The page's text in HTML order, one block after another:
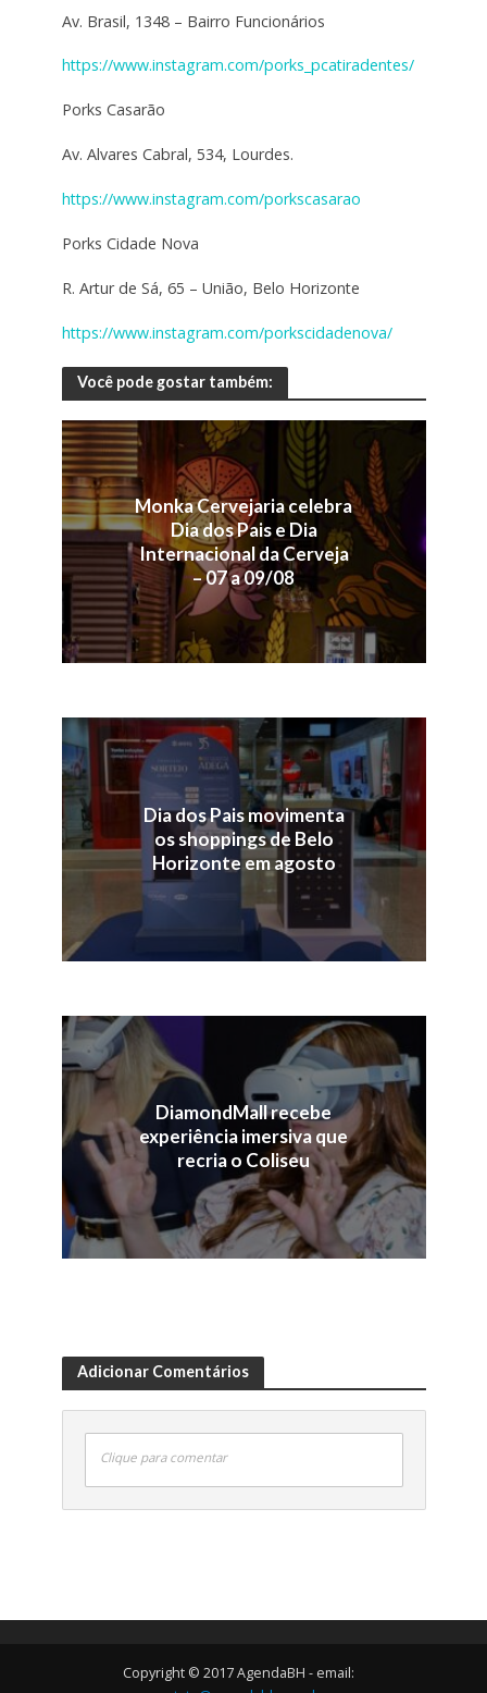
Av. Brasil, 1348 – Bairro Funcionários
https://www.instagram.com/porks_pcatiradentes/
Porks Casarão
Av. Alvares Cabral, 534, Lourdes.
https://www.instagram.com/porkscasarao
Porks Cidade Nova
R. Artur de Sá, 65 – União, Belo Horizonte
https://www.instagram.com/porkscidadenova/
Você pode gostar também:
Monka Cervejaria celebra
Dia dos Pais e Dia
Internacional da Cerveja
– 07 a 09/08
Dia dos Pais movimenta
os shoppings de Belo
Horizonte em agosto
DiamondMall recebe
experiência imersiva que
recria o Coliseu
Adicionar Comentários
Clique para comentar
Copyright © 2017 AgendaBH - email: